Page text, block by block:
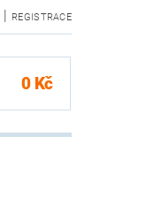
| REGISTRACE
0 Kč